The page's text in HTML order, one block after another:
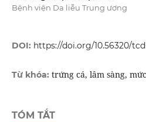
Bệnh viện Da liễu Trung ương
DOI: https://doi.org/10.56320/
Từ khóa: trứng cá, lâm sàng,
TÓM TẮT